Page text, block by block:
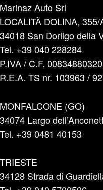
Marinaz Auto Srl
LOCALITÀ DOLINA, 355/
34018 San Dorligo della
Tel. +39 040 228284
P.IVA / C.F. 00834880320
R.E.A. TS nr. 103963 / 92
MONFALCONE (GO)
34074 Largo
Tel. +39 0481 40153
TRIESTE
34128 Strada di